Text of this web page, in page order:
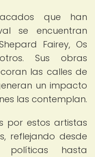
que han
se encuentran
Fairey, Os
Sus obras
las calles de
un impacto
las contemplan.
por estos artistas
reflejando desde
políticas hasta